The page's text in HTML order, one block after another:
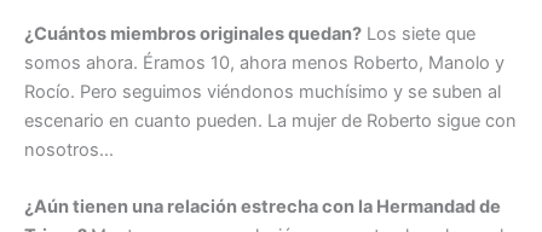
¿Cuántos miembros originales quedan? Los siete que
somos ahora. Éramos 10, ahora menos Roberto, Manolo y
Rocío. Pero seguimos viéndonos muchísimo y se suben al
escenario en cuanto pueden. La mujer de Roberto sigue con
nosotros…
¿Aún tienen una relación estrecha con la Hermandad de